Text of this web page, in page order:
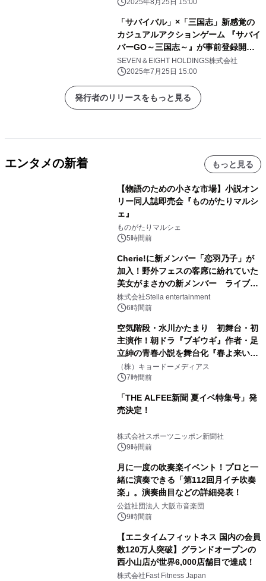
2025年8月25日 15:00
「サバイバル」×「三国志」新感覚の
カジュアルアクションゲーム 『サバイ
バーGO～三国志～』が事前登録開
始！
SEVEN＆EIGHT HOLDINGS株式会社
2025年7月25日 15:00
発行者のリリースをもっと見る
エンタメの新着 もっと見る
【物語のための小さな市場】小説オン
リー同人誌即売会『ものがたりマルシ
ェ』
ものがたりマルシェ
5時間前
Cherie!に新メンバー「恋羽乃子」が
加入！野外フェスの客席に紛れていた
美女がまさかの新メンバー ライブ中
のサプライズ発表に会場騒然
株式会社Stella entertainment
6時間前
空気階段・水川かたまり 初舞台・初
主演作！朝ドラ『ブギウギ』作者・足
立紳の青春小説を舞台化『春よ来い、
マジで来い』キービジュアル解禁！
（株）キョードーメディアス
7時間前
「THE ALFEE新聞 夏イベ特集号」発
売決定！
株式会社スポーツニッポン新聞社
9時間前
月に一度の吹奏楽イベント！プロと一
緒に演奏できる「第112回月イチ吹奏
楽」。演奏曲目などの詳細発表！
公益社団法人 大阪市音楽団
9時間前
【エニタイムフィットネス 国内の会員
数120万人突破】グランドオープンの
西小山店が世界6,000店舗目で達成！
株式会社Fast Fitness Japan